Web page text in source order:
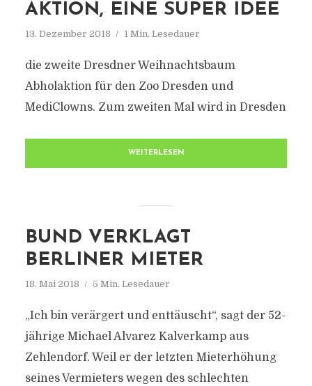
AKTION, EINE SUPER IDEE
13. Dezember 2018 1 Min. Lesedauer
die zweite Dresdner Weihnachtsbaum
Abholaktion für den Zoo Dresden und
MediClowns. Zum zweiten Mal wird in Dresden
WEITERLESEN
BUND VERKLAGT
BERLINER MIETER
18. Mai 2018 5 Min. Lesedauer
„Ich bin verärgert und enttäuscht“, sagt der 52-
jährige Michael Alvarez Kalverkamp aus
Zehlendorf. Weil er der letzten Mieterhöhung
seines Vermieters wegen des schlechten